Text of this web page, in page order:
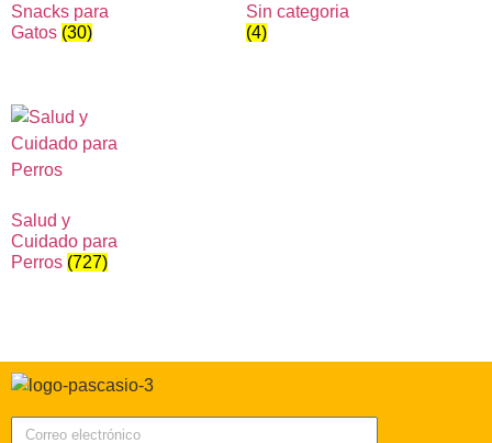
Snacks para
Gatos (30)
Sin categoria
(4)
Salud y
Cuidado para
Perros (727)